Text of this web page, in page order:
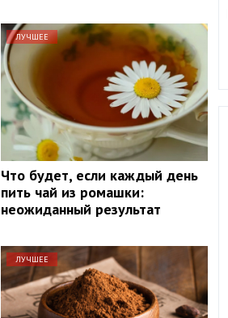
ЛУЧШЕЕ
Что будет, если каждый день
пить чай из ромашки:
неожиданный результат
ЛУЧШЕЕ